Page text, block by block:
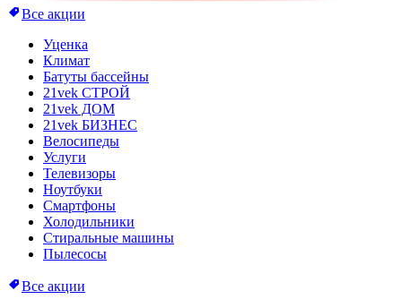
Все акции
Уценка
Климат
Батуты бассейны
21vek СТРОЙ
21vek ДОМ
21vek БИЗНЕС
Велосипеды
Услуги
Телевизоры
Ноутбуки
Смартфоны
Холодильники
Стиральные машины
Пылесосы
Все акции